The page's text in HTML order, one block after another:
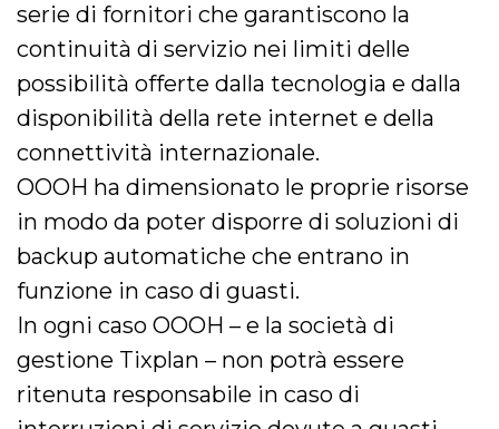
serie di fornitori che garantiscono la
continuità di servizio nei limiti delle
possibilità offerte dalla tecnologia e dalla
disponibilità della rete internet e della
connettività internazionale.
OOOH ha dimensionato le proprie risorse
in modo da poter disporre di soluzioni di
backup automatiche che entrano in
funzione in caso di guasti.
In ogni caso OOOH – e la società di
gestione Tixplan – non potrà essere
ritenuta responsabile in caso di